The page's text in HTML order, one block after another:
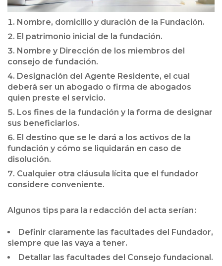
Nombre, domicilio y duración de la Fundación.
El patrimonio inicial de la fundación.
Nombre y Dirección de los miembros del
consejo de fundación.
Designación del Agente Residente, el cual
deberá ser un abogado o firma de abogados
quien preste el servicio.
Los fines de la fundación y la forma de designar
sus beneficiarios.
El destino que se le dará a los activos de la
fundación y cómo se liquidarán en caso de
disolución.
Cualquier otra cláusula lícita que el fundador
considere conveniente.
Algunos tips para la redacción del acta serían:
Definir claramente las facultades del Fundador,
siempre que las vaya a tener.
Detallar las facultades del Consejo fundacional.